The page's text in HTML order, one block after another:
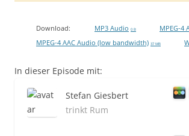
Download: MP3 Audio 0 B MPEG-4
MPEG-4 AAC Audio (low bandwidth) 37 MB
In dieser Episode mit:
Stefan Giesbert
trinkt Rum